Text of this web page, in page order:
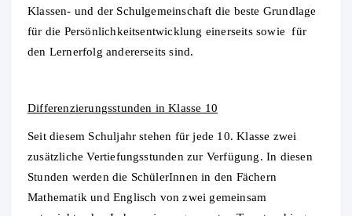
Klassen- und der Schulgemeinschaft die beste Grundlage
für die Persönlichkeitsentwicklung einerseits sowie für
den Lernerfolg andererseits sind.
Differenzierungsstunden in Klasse 10
Seit diesem Schuljahr stehen für jede 10. Klasse zwei
zusätzliche Vertiefungsstunden zur Verfügung. In diesen
Stunden werden die SchülerInnen in den Fächern
Mathematik und Englisch von zwei gemeinsam